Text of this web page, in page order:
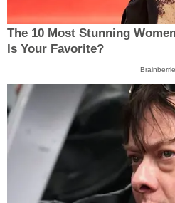
The 10 Most Stunning
Is Your Favorite?